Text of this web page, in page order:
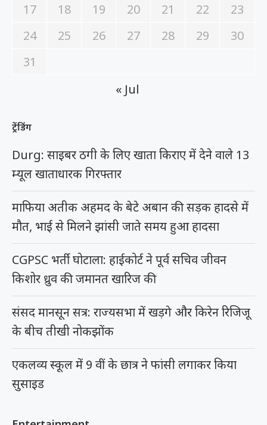
17
18 19 20 21 22
23
24
25 26 27 28 29
30
31
« Jul
ट्रेंडिंग
Durg: साइबर ठगी के लिए खाता किराए में देने वाले 13
म्यूल खाताधारक गिरफ्तार
माफिया अतीक अहमद के बेटे अबान की सड़क हादसे में
मौत, भाई से मिलने झांसी जाते समय हुआ हादसा
CGPSC भर्ती घोटाला: हाईकोर्ट ने पूर्व सचिव जीवन
किशोर ध्रुव की जमानत खारिज की
संसद मानसून सत्र: राज्यसभा में खड़गे और किरेन रिजिजू
के बीच तीखी नोकझोंक
एकलव्य स्कूल में 9 वीं के छात्र ने फांसी लगाकर किया
सुसाइड